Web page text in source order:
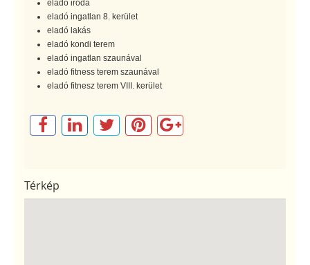
eladó iroda
eladó ingatlan 8. kerület
eladó lakás
eladó kondi terem
eladó ingatlan szaunával
eladó fitness terem szaunával
eladó fitnesz terem VIII. kerület
Térkép